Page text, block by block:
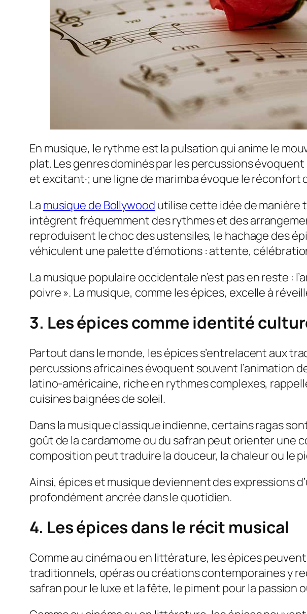
En musique, le rythme est la pulsation qui anime le
plat. Les genres dominés par les percussions
et excitant·; une ligne de marimba évoque le réconfort
La musique de Bollywood utilise cette idée de manière
intègrent fréquemment des rythmes et des
reproduisent le choc des ustensiles, le hachage des
véhiculent une palette d’émotions : attente,
La musique populaire occidentale n’est pas en reste :
poivre ». La musique, comme les épices, excelle à
3. Les épices comme identité
Partout dans le monde, les épices s’entrelacent aux
percussions africaines évoquent souvent l’animation
latino-américaine, riche en rythmes complexes,
cuisines baignées de soleil.
Dans la musique classique indienne, certains ragas
goût de la cardamome ou du safran peut orienter une
composition peut traduire la douceur, la chaleur ou le
Ainsi, épices et musique deviennent des expressions
profondément ancrée dans le quotidien.
4. Les épices dans le récit musical
Comme au cinéma ou en littérature, les épices
traditionnels, opéras ou créations contemporaines y
safran pour le luxe et la fête, le piment pour la passion